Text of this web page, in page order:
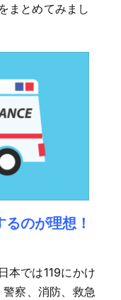
まとめてみまし
のが理想！
本では119にかけ
警察、消防、救急